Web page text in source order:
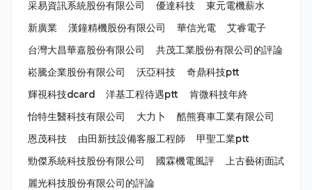
采易資訊系統股份有限公司
優達科技
東元電機薪水
新廣業
漢鐘精機股份有限公司 華信光電
艾睿電子
台灣大昌華嘉股份有限公司
共茂工業股份有限公司的評論
崧騰企業股份有限公司
沃亞科技
奇鼎科技ptt
輝視科技dcard
洋基工程待遇ptt
肯微科技年終
怡特生醫科技有限公司
大力卜
酷熊賽車工業有限公司
恩茂科技
由田新技設備客服工程師
甲聖工業ptt
勁傑系統科技股份有限公司
國霖機電風評
上古藝術面試
麗光科技股份有限公司的評論